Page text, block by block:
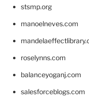
stsmp.org
manoelneves.com
roselynns.com
balanceyoganj.com
salesforceblogs.com